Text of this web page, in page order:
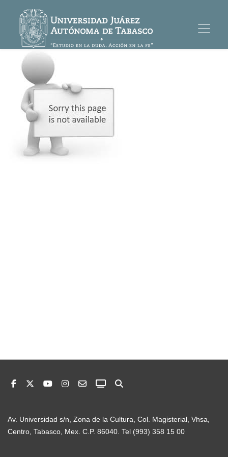
Av. Universidad s/n, Zona de la Cultura, Col. Magisterial, Vhsa,
Centro, Tabasco, Mex. C.P. 86040. Tel (993) 358 15 00